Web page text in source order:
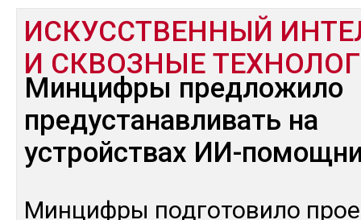
ИСКУССТВЕННЫЙ
И СКВОЗНЫЕ
Минцифры предложило
предустанавливать на
устройствах ИИ-
Мин­циф­ры под­го­тови­ло